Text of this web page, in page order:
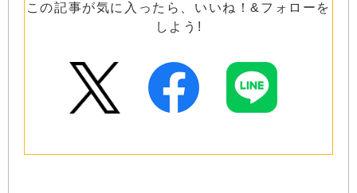
この記事が気に入ったら、いいね！&フォローを
しよう!